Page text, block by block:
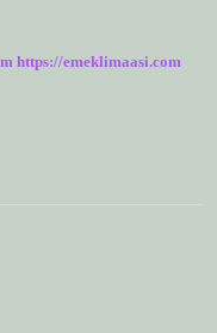
https://emeklimaasi.com